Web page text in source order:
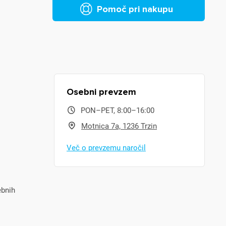
Pomoč pri nakupu
Osebni prevzem
PON–PET, 8:00–16:00
Motnica 7a, 1236 Trzin
Več o prevzemu naročil